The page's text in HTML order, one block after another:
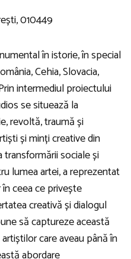
010449
în istorie, în special
Cehia, Slovacia,
intermediul proiectului
se situează la
revoltă, traumă și
și minți creative din
transformării sociale și
lumea artei, a reprezentat
ceea ce privește
creativă și dialogul
să captureze această
care aveau până în
abordare